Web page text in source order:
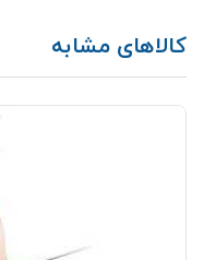
کالاهای مشابه